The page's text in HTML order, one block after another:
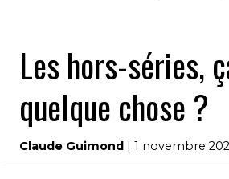
Les hors-séries,
quelque chose ?
Claude Guimond | 1 novembre